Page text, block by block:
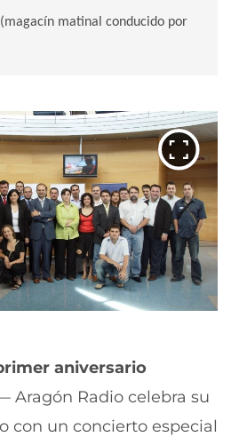
(magacín matinal conducido por
aniversario
Aragón Radio celebra su
con un concierto especial